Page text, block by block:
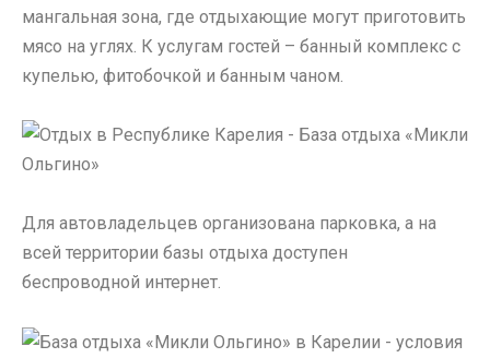
мангальная зона, где отдыхающие могут приготовить
мясо на углях. К услугам гостей – банный комплекс с
купелью, фитобочкой и банным чаном.
Для автовладельцев организована парковка, а на
всей территории базы отдыха доступен
беспроводной интернет.